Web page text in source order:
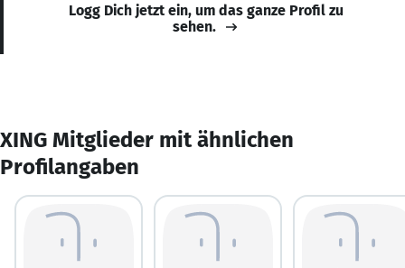
Logg Dich jetzt ein, um das ganze Profil zu
sehen.
XING Mitglieder mit ähnlichen
Profilangaben